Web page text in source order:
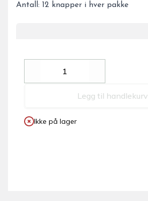
Antall: 12 knapper i hver pakke
Decrease
Legg til handlekurv
Ikke på lager